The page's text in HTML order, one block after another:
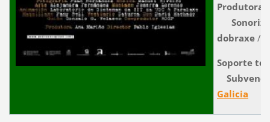
Produtora
dobraxe/
Soporte
Galicia